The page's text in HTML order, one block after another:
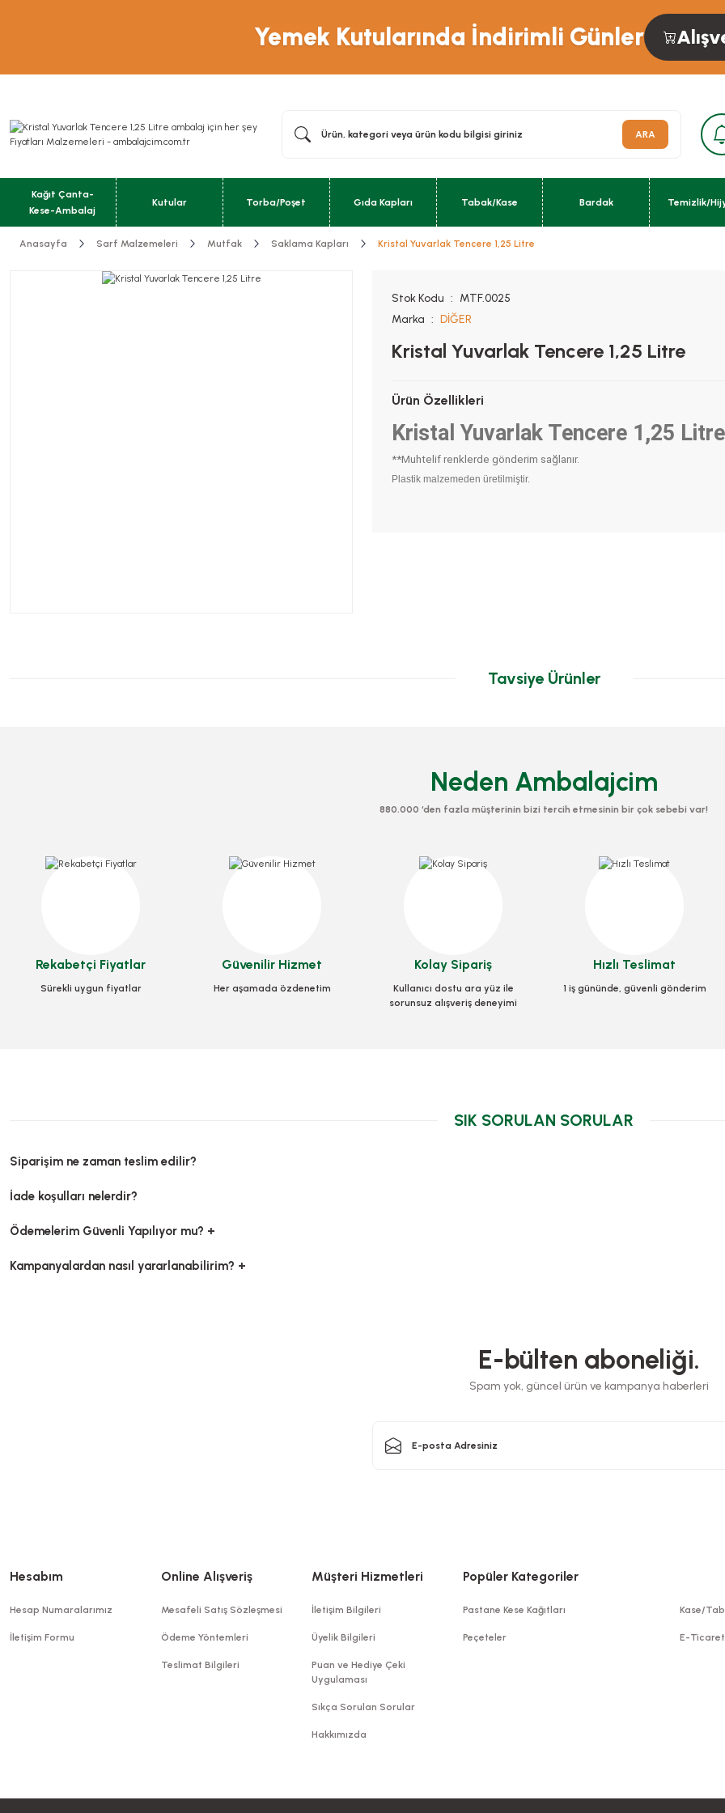
Yemek Kutularında İndirimli Günler
ARA
Kağıt Çanta-
Kese-Ambalaj
Kutular Torba/Poşet Gıda Kapları Tabak/Kase Bardak Temizlik/
Anasayfa Sarf Malzemeleri Mutfak Saklama Kapları Kristal Yuvarlak Tencere 1,25 Litre
Stok Kodu
MTF.0025
Marka
DİĞER
Kristal Yuvarlak Tencere 1,25 Litre
Ürün Özellikleri
Kristal Yuvarlak Tencere 1,25 Litre
**Muhtelif renklerde gönderim sağlanır.
Plastik malzemeden üretilmiştir.
Tavsiye Ürünler
Stok Kodu MTF.0026 MTF.0027
Neden Ambalajcim
880.000 ‘den fazla müşterinin bizi tercih etmesinin bir çok sebebi var!
Rekabetçi Fiyatlar
Sürekli uygun fiyatlar
Güvenilir Hizmet
Her aşamada özdenetim
Kolay Sipariş
Kullanıcı dostu ara yüz ile
sorunsuz alışveriş deneyimi
Hızlı Teslimat
1 iş gününde, güvenli gönderim
SIK SORULAN SORULAR
Siparişim ne zaman teslim edilir?
İade koşulları nelerdir?
Ödemelerim Güvenli Yapılıyor mu? +
Kampanyalardan nasıl yararlanabilirim? +
E-bülten aboneliği.
Spam yok, güncel ürün ve kampanya haberleri
Hesabım
Hesap Numaralarımız
İletişim Formu
Online Alışveriş
Mesafeli Satış Sözleşmesi
Ödeme Yöntemleri
Teslimat Bilgileri
Müşteri Hizmetleri
İletişim Bilgileri
Üyelik Bilgileri
Puan ve Hediye Çeki
Uygulaması
Sıkça Sorulan Sorular
Hakkımızda
Popüler Kategoriler
Pastane Kese Kağıtları Kase/
Peçeteler E-Ticaret